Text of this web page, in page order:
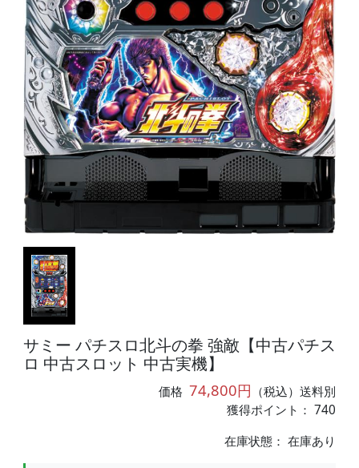
サミー パチスロ北斗の拳 強敵【中古パチス
ロ 中古スロット 中古実機】
価格74,800円 （税込）送料別
獲得ポイント： 740
在庫状態：在庫あり